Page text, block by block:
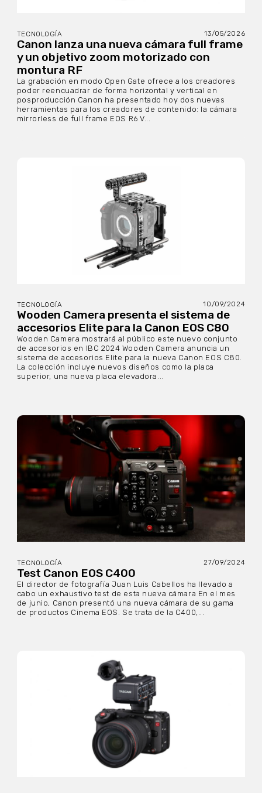
TECNOLOGÍA 13/05/2026
Canon lanza una nueva cámara full frame
y un objetivo zoom motorizado con
montura RF
La grabación en modo Open Gate ofrece a los creadores
poder reencuadrar de forma horizontal y vertical en
posproducción Canon ha presentado hoy dos nuevas
herramientas para los creadores de contenido: la cámara
mirrorless de full frame EOS R6 V...
TECNOLOGÍA 10/09/2024
Wooden Camera presenta el sistema de
accesorios Elite para la Canon EOS C80
Wooden Camera mostrará al público este nuevo conjunto
de accesorios en IBC 2024 Wooden Camera anuncia un
sistema de accesorios Elite para la nueva Canon EOS C80.
La colección incluye nuevos diseños como la placa
superior, una nueva placa elevadora...
TECNOLOGÍA 27/09/2024
Test Canon EOS C400
El director de fotografía Juan Luis Cabellos ha llevado a
cabo un exhaustivo test de esta nueva cámara En el mes
de junio, Canon presentó una nueva cámara de su gama
de productos Cinema EOS. Se trata de la C400,...